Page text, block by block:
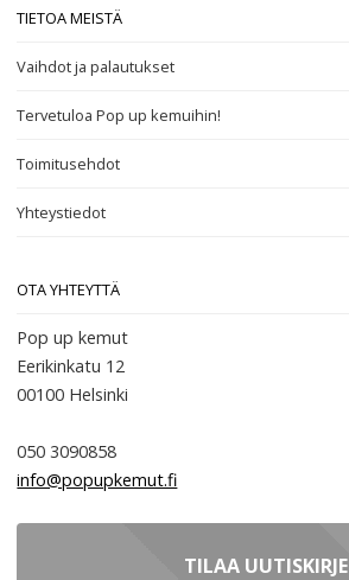
TIETOA MEISTÄ
Vaihdot ja palautukset
Tervetuloa Pop up kemuihin!
Toimitusehdot
Yhteystiedot
OTA YHTEYTTÄ
Pop up kemut
Eerikinkatu 12
00100 Helsinki
050 3090858
info@popupkemut.fi
TILAA UUTISKIRJE